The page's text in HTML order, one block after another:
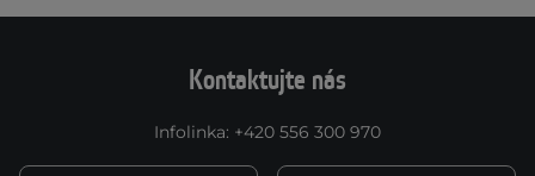
Kontaktujte nás
Infolinka: +420 556 300 970